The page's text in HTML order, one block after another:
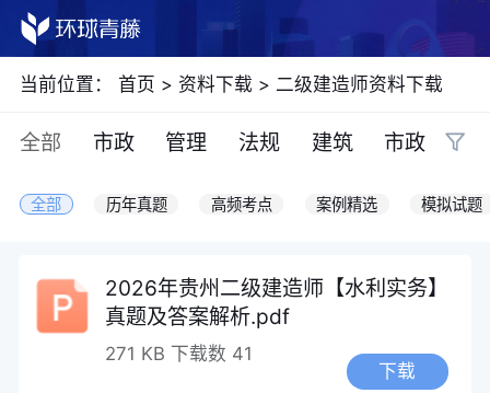
当前位置： 首页 > 资料下载 > 二级建造师资料下载
全部 市政 管理 法规 建筑 市政 机
全部 历年真题 高频考点 案例精选 模拟试题
2026年贵州二级建造师【水利实务】
真题及答案解析.pdf
271 KB 下载数 41
下载